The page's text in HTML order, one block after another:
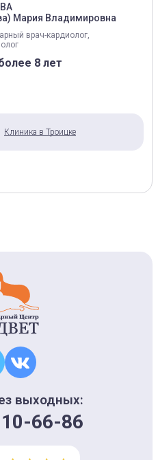
Мария Владимировна
врач-кардиолог,
8 лет
Клиника в Троицке
выходных:
66-86